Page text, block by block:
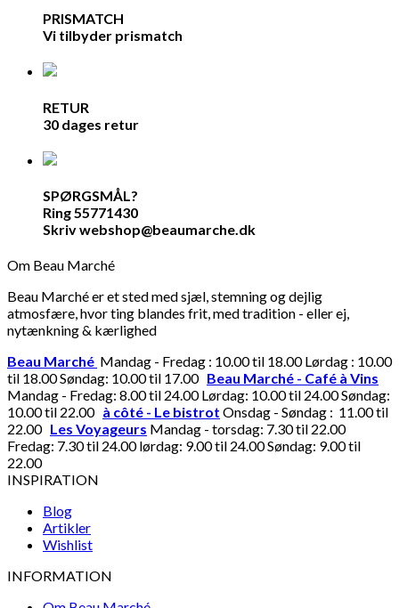
PRISMATCH
Vi tilbyder prismatch
RETUR
30 dages retur
SPØRGSMÅL?
Ring 55771430
Skriv webshop@beaumarche.dk
Om Beau Marché
Beau Marché er et sted med sjæl, stemning og dejlig
atmosfære, hvor ting blandes frit, med tradition - eller ej,
nytænkning & kærlighed
Beau Marché Mandag - Fredag : 10.00 til 18.00 Lørdag : 10.00
til 18.00 Søndag: 10.00 til 17.00 Beau Marché - Café à Vins
Mandag - Fredag: 8.00 til 24.00 Lørdag: 10.00 til 24.00 Søndag:
10.00 til 22.00 à côté - Le bistrot Onsdag - Søndag : 11.00 til
22.00 Les Voyageurs Mandag - torsdag: 7.30 til 22.00
Fredag: 7.30 til 24.00 lørdag: 9.00 til 24.00 Søndag: 9.00 til
22.00
INSPIRATION
Blog
Artikler
Wishlist
INFORMATION